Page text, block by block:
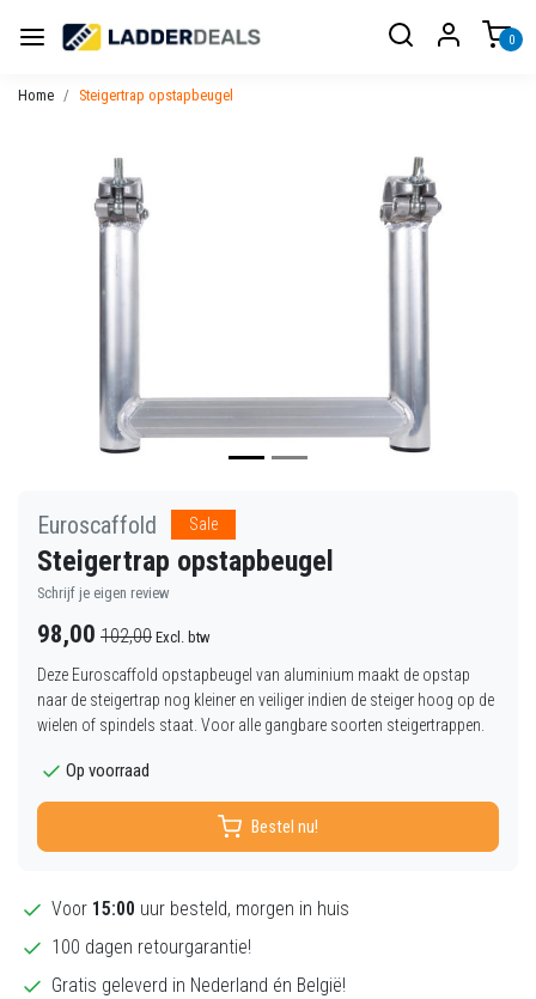
0
Home Steigertrap opstapbeugel
Euroscaffold Sale
Steigertrap opstapbeugel
Schrijf je eigen review
98,00 102,00 Excl. btw
Deze Euroscaffold opstapbeugel van aluminium maakt de opstap
naar de steigertrap nog kleiner en veiliger indien de steiger hoog op de
wielen of spindels staat. Voor alle gangbare soorten steigertrappen.
Op voorraad
Bestel nu!
Voor 15:00 uur besteld, morgen in huis
100 dagen retourgarantie!
Gratis geleverd in Nederland én België!